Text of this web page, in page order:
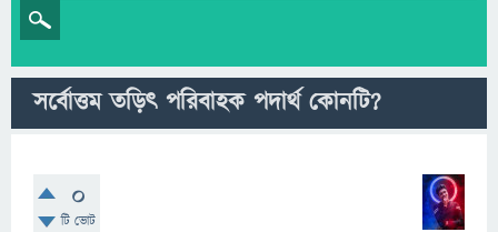
সর্বোত্তম তড়িৎ পরিবাহক পদার্থ কোনটি?
0
টি ভোট